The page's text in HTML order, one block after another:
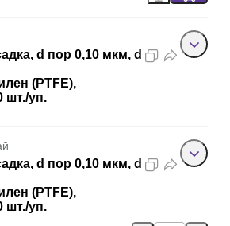
d пор 0,10 мкм, d
(PTFE),
шт./уп.
d пор 0,10 мкм, d
(PTFE),
шт./уп.